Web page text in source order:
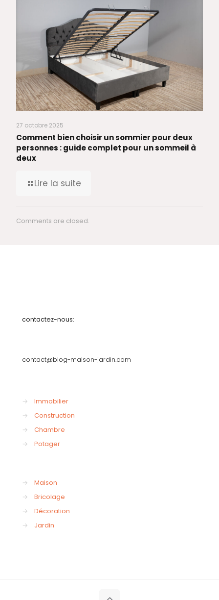
27 octobre 2025
Comment bien choisir un sommier pour deux
personnes : guide complet pour un sommeil à
deux
Lire la suite
Comments are closed.
contactez-nous:
contact@blog-maison-jardin.com
→
Immobilier
→
Construction
→
Chambre
→
Potager
→
Maison
→
Bricolage
→
Décoration
→
Jardin